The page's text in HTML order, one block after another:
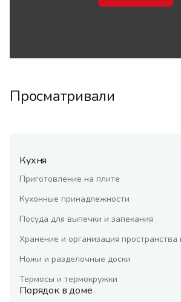
Просматривали
Кухня
Приготовление на плите
Кухонные принадлежности
Посуда для выпечки и запекания
Хранение и организация пространства
Ножи и разделочные доски
Термосы и термокружки
Порядок в доме